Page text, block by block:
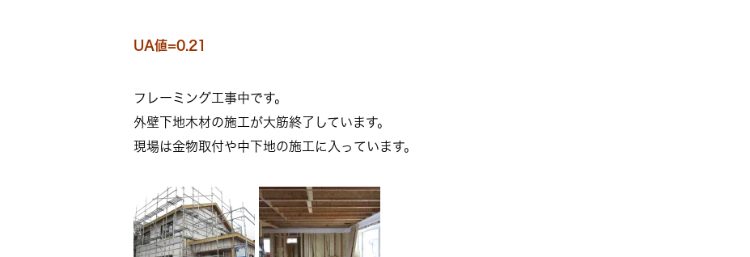
UA値=0.21
フレーミング工事中です。
外壁下地木材の施工が大筋終了しています。
現場は金物取付や中下地の施工に入っています。